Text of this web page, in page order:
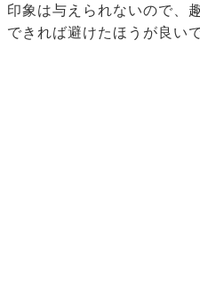
印象は与えられないので、
できれば避けたほうが良い